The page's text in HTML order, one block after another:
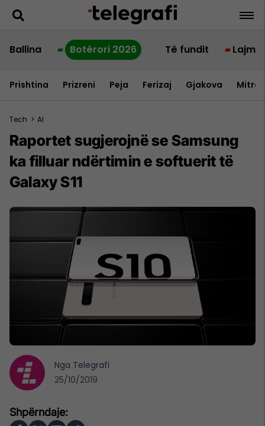
Ballina Botërori 2026 Të fundit Lajme
Prishtina Prizreni Peja Ferizaj Gjakova
Tech > AI
Raportet sugjerojnë se Samsung
ka filluar ndërtimin e softuerit të
Galaxy S11
Nga Telegrafi
25/10/2019